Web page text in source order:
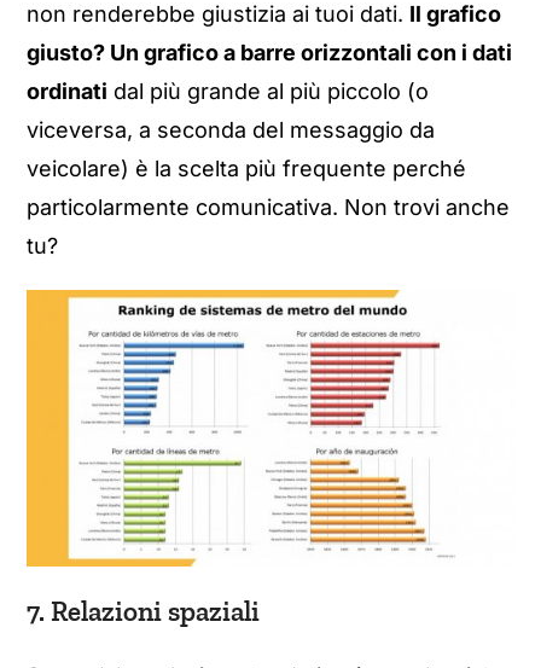
non renderebbe giustizia ai tuoi dati. Il grafico
giusto? Un grafico a barre orizzontali con i dati
ordinati dal più grande al più piccolo (o
viceversa, a seconda del messaggio da
veicolare) è la scelta più frequente perché
particolarmente comunicativa. Non trovi anche
tu?
7. Relazioni spaziali